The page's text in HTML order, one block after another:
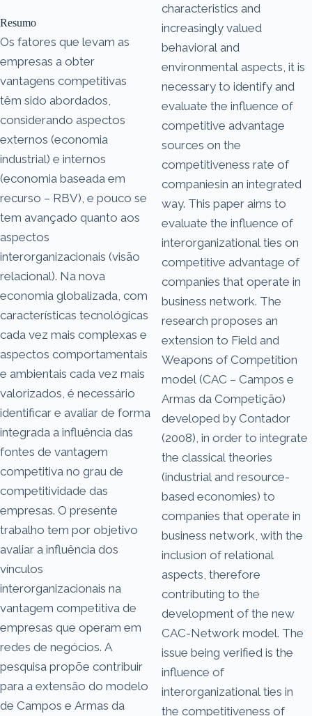
Resumo
Os fatores que levam as
empresas a obter
vantagens competitivas
têm sido abordados,
considerando aspectos
externos (economia
industrial) e internos
(economia baseada em
recurso – RBV), e pouco se
tem avançado quanto aos
aspectos
interorganizacionais (visão
relacional). Na nova
economia globalizada, com
características tecnológicas
cada vez mais complexas e
aspectos comportamentais
e ambientais cada vez mais
valorizados, é necessário
identificar e avaliar de forma
integrada a influência das
fontes de vantagem
competitiva no grau de
competitividade das
empresas. O presente
trabalho tem por objetivo
avaliar a influência dos
vínculos
interorganizacionais na
vantagem competitiva de
empresas que operam em
redes de negócios. A
pesquisa propõe contribuir
para a extensão do modelo
de Campos e Armas da
characteristics and
increasingly valued
behavioral and
environmental aspects, it is
necessary to identify and
evaluate the influence of
competitive advantage
sources on the
competitiveness rate of
companiesin an integrated
way. This paper aims to
evaluate the influence of
interorganizational ties on
competitive advantage of
companies that operate in
business network. The
research proposes an
extension to Field and
Weapons of Competition
model (CAC – Campos e
Armas da Competição)
developed by Contador
(2008), in order to integrate
the classical theories
(industrial and resource-
based economies) to
companies that operate in
business network, with the
inclusion of relational
aspects, therefore
contributing to the
development of the new
CAC-Network model. The
issue being verified is the
influence of
interorganizational ties in
the competitiveness of